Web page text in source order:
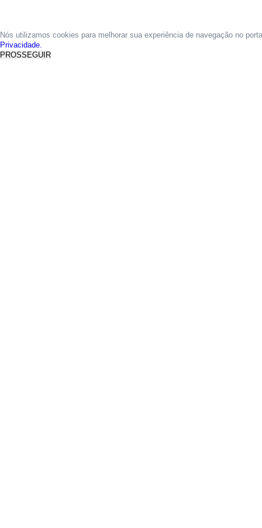
Nós utilizamos cookies para melhorar sua experiência de navegação no
Privacidade.
PROSSEGUIR